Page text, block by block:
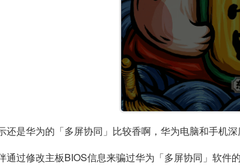
还是华为的「多屏协同」比较香啊，华为电脑和手机
通过修改主板BIOS信息来骗过华为「多屏协同」软